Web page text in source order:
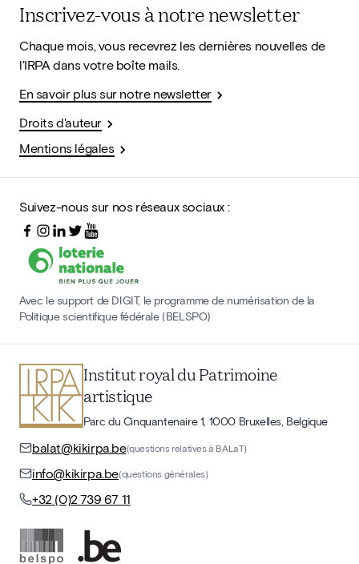
Inscrivez-vous à notre newsletter
Chaque mois, vous recevrez les dernières nouvelles de
l'IRPA dans votre boîte mails.
En savoir plus sur notre newsletter
Droits d'auteur
Mentions légales
Suivez-nous sur nos réseaux sociaux :
Avec le support de DIGIT, le programme de numérisation de la
Politique scientifique fédérale (BELSPO)
Institut royal du Patrimoine
artistique
Parc du Cinquantenaire 1, 1000 Bruxelles, Belgique
balat@kikirpa.be(questions relatives à BALaT)
info@kikirpa.be(questions générales)
+32 (0)2 739 67 11